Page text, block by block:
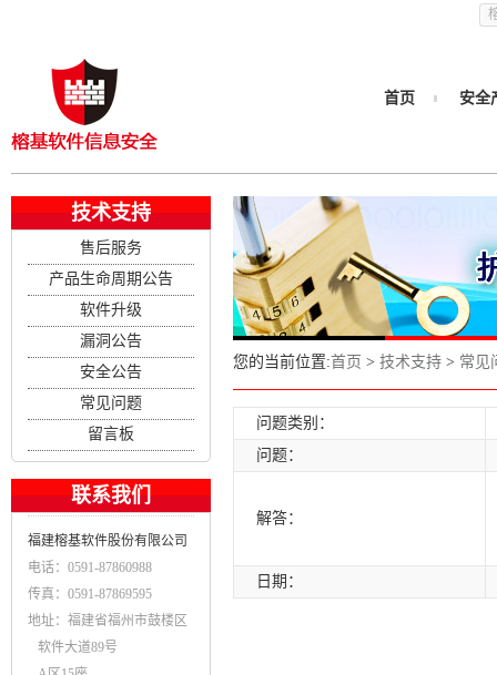
首页 安全
技术支持
售后服务
产品生命周期公告
软件升级
漏洞公告
安全公告
常见问题
留言板
联系我们
福建榕基软件股份有限公司
电话：0591-87860988
传真：0591-87869595
地址：福建省福州市鼓楼区
软件大道89号
您的当前位置:首页 > 技术支持 > 常见
问题类别：
问题：
解答：
日期：